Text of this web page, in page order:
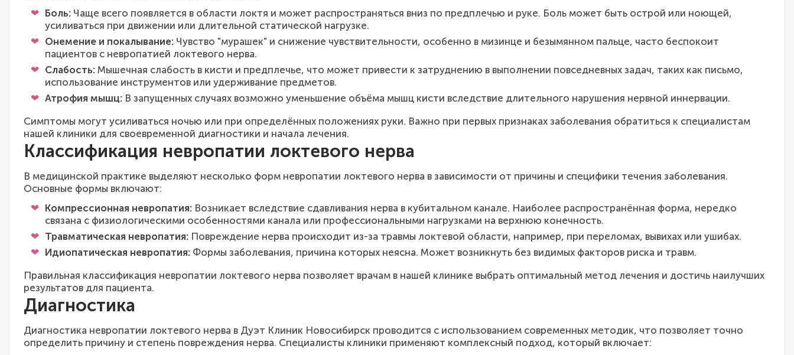
Боль: Чаще всего появляется в области локтя и может распространяться вниз по предплечью и руке. Боль может быть острой или ноющей,
усиливаться при движении или длительной статической нагрузке.
Онемение и покалывание: Чувство "мурашек" и снижение чувствительности, особенно в мизинце и безымянном пальце, часто беспокоит
пациентов с невропатией локтевого нерва.
Слабость: Мышечная слабость в кисти и предплечье, что может привести к затруднению в выполнении повседневных задач, таких как письмо,
использование инструментов или удерживание предметов.
Атрофия мышц: В запущенных случаях возможно уменьшение объёма мышц кисти вследствие длительного нарушения нервной иннервации.
Симптомы могут усиливаться ночью или при определённых положениях руки. Важно при первых признаках заболевания обратиться к специалистам
нашей клиники для своевременной диагностики и начала лечения.
Классификация невропатии локтевого нерва
В медицинской практике выделяют несколько форм невропатии локтевого нерва в зависимости от причины и специфики течения заболевания.
Основные формы включают:
Компрессионная невропатия: Возникает вследствие сдавливания нерва в кубитальном канале. Наиболее распространённая форма, нередко
связана с физиологическими особенностями канала или профессиональными нагрузками на верхнюю конечность.
Травматическая невропатия: Повреждение нерва происходит из-за травмы локтевой области, например, при переломах, вывихах или ушибах.
Идиопатическая невропатия: Формы заболевания, причина которых неясна. Может возникнуть без видимых факторов риска и травм.
Правильная классификация невропатии локтевого нерва позволяет врачам в нашей клинике выбрать оптимальный метод лечения и достичь наилучших
результатов для пациента.
Диагностика
Диагностика невропатии локтевого нерва в Дуэт Клиник Новосибирск проводится с использованием современных методик, что позволяет точно
определить причину и степень повреждения нерва. Специалисты клиники применяют комплексный подход, который включает: